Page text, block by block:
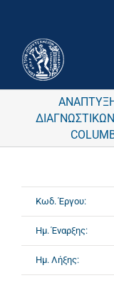
Κωδ. Έργου:
Ημ. Έναρξης:
Ημ. Λήξης: